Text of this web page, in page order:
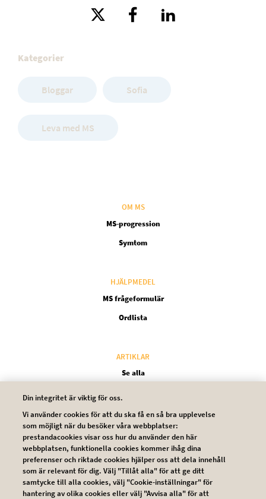
Kategorier
Bloggar Sofia
Leva med MS
OM MS
MS-progression
Symtom
HJÄLPMEDEL
MS frågeformulär
Ordlista
ARTIKLAR
Se alla
OM MS
Om oss
Din integritet är viktig för oss.
Vi använder cookies för att du ska få en så bra upplevelse
som möjligt när du besöker våra webbplatser:
prestandacookies visar oss hur du använder den här
webbplatsen, funktionella cookies kommer ihåg dina
preferenser och riktade cookies hjälper oss att dela innehåll
som är relevant för dig. Välj "Tillåt alla" för att ge ditt
samtycke till alla cookies, välj "Cookie-inställningar" för
hantering av olika cookies eller välj "Avvisa alla" för att